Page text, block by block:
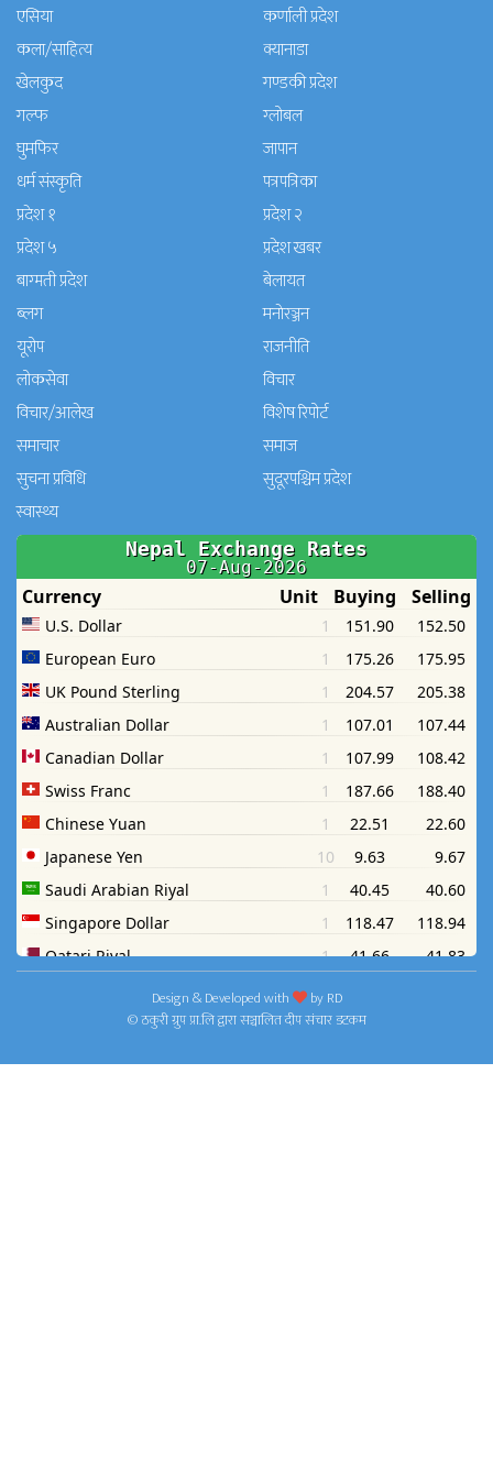
एसिया
कर्णाली प्रदेश
कला/साहित्य
क्यानाडा
खेलकुद
गण्डकी प्रदेश
गल्फ
ग्लोबल
घुमफिर
जापान
धर्म संस्कृति
पत्रपत्रिका
प्रदेश १
प्रदेश २
प्रदेश ५
प्रदेश खबर
बाग्मती प्रदेश
बेलायत
ब्लग
मनाेरञ्जन
यूरोप
राजनीति
लोकसेवा
विचार
विचार/आलेख
विशेष रिपोर्ट
समाचार
समाज
सुचना प्रविधि
सुदूरपश्चिम प्रदेश
स्वास्थ्य
Design & Developed with byRD
© ठकुरी ग्रुप प्रा.लि द्वारा सञ्चालित दीप संचार डटकम